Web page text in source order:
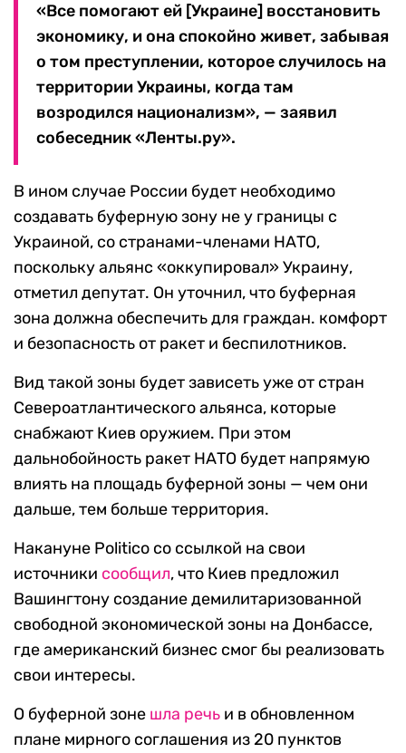
«Все помогают ей [Украине] восстановить
экономику, и она спокойно живет, забывая
о том преступлении, которое случилось на
территории Украины, когда там
возродился национализм», — заявил
собеседник «Ленты.ру».
В ином случае России будет необходимо
создавать буферную зону не у границы с
Украиной, со странами-членами НАТО,
поскольку альянс «оккупировал» Украину,
отметил депутат. Он уточнил, что буферная
зона должна обеспечить для граждан. комфорт
и безопасность от ракет и беспилотников.
Вид такой зоны будет зависеть уже от стран
Североатлантического альянса, которые
снабжают Киев оружием. При этом
дальнобойность ракет НАТО будет напрямую
влиять на площадь буферной зоны — чем они
дальше, тем больше территория.
Накануне Politico со ссылкой на свои
источники сообщил, что Киев предложил
Вашингтону создание демилитаризованной
свободной экономической зоны на Донбассе,
где американский бизнес смог бы реализовать
свои интересы.
О буферной зоне шла речь и в обновленном
плане мирного соглашения из 20 пунктов